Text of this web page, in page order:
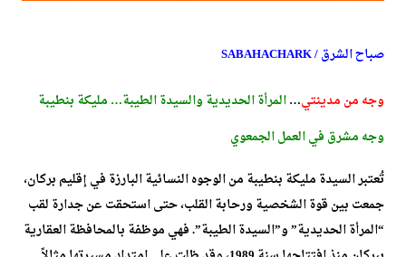
صباح الشرق / SABAHACHARK
وجه من مدينتي…المرأة الحديدية والسيدة الطيبة… مليكة بنطيبة
وجه مشرق في العمل الجمعوي
تُعتبر السيدة مليكة بنطيبة من الوجوه النسائية البارزة في إقليم بركان،
جمعت بين قوة الشخصية ورحابة القلب، حتى استحقت عن جدارة لقب
“المرأة الحديدية” و”السيدة الطيبة”. فهي موظفة بالمحافظة العقارية